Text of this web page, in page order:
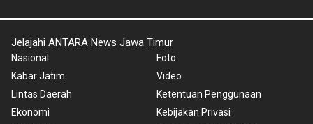
Jelajahi ANTARA News Jawa Timur
Nasional
Kabar Jatim
Lintas Daerah
Ekonomi
Foto
Video
Ketentuan Penggunaan
Kebijakan Privasi